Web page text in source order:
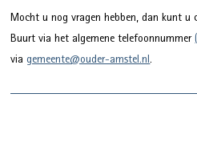
Mocht u nog vragen hebben, dan kunt u
Buurt via het algemene telefoonnummer
via gemeente@ouder-amstel.nl.